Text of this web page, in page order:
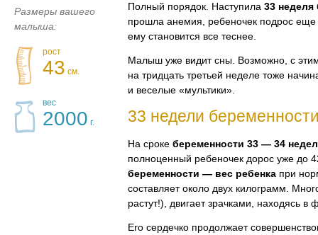
Размеры вашего
малыша:
рост
43 см.
вес
2000 г.
Полный порядок. Наступила 33 неделя
прошла анемия, ребеночек подрос еще
ему становится все теснее.
Малыш уже видит сны. Возможно, с
на тридцать третьей неделе тоже
и веселые «мультики».
33 недели
На сроке беременности 33 — 34
полноценный ребеночек дорос уже до
беременности — вес ребенка при
составляет около двух килограмм.
растут!), двигает зрачками, находясь в
Его сердечко продолжает